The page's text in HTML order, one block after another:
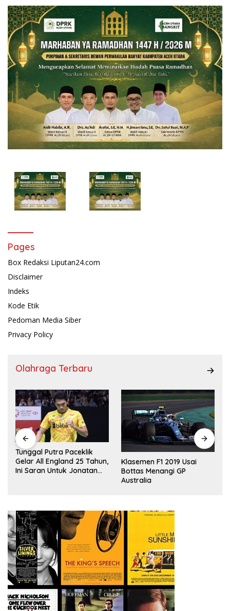
Pages
Box Redaksi Liputan24.com
Disclaimer
Indeks
Kode Etik
Pedoman Media Siber
Privacy Policy
Olahraga Terbaru
Klasemen F1 2019 Usai
Bottas Menangi GP
Tontowi Ahmad/Liliyana
Natsir Sabet Gelar Juara
Dunia Kedua